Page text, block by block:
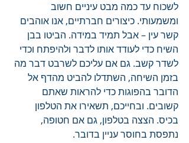
לשכוח עד כמה מבט עיניים חשוב
ומשמעותי. כיצורים חברתיים, אנו אוהבים
קשר עין – אבל תמיד במידה. הביטו בבן
השיח כדי לעודד אותו לדבר ולהיפתח וכדי
לשדר קשב. גם אם עליכם לשרבט דבר מה
בזמן השיחה, השתדלו להביט מהדף אל
הדובר בהפוגות כדי להראות שאתם
קשובים. ובחייכם, תשאירו את הטלפון
בכיס. הצצה בטלפון, גם אם חטופה,
נתפסת בחוסר עניין בדובר.